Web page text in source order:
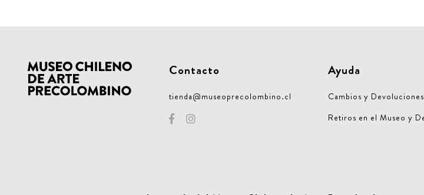
Contacto
tienda@museoprecolombino.cl
Ayuda
Cambios y Devoluciones
Retiros en el Museo y